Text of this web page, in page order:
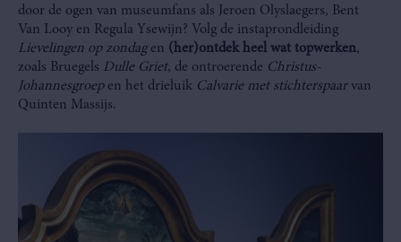
door de ogen van museumfans als Jeroen Olyslaegers, Bent
Van Looy en Regula Ysewijn? Volg de instaprondleiding
Lievelingen op zondagen (her)ontdek heel wat topwerken,
zoals Bruegels Dulle Griet, de ontroerende Christus-
Johannesgroepen het drieluik Calvarie met stichterspaarvan
Quinten Massijs.